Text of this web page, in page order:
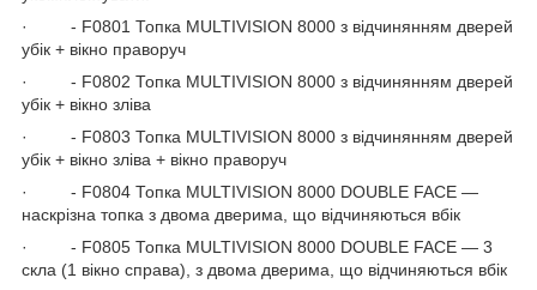
· - F0801 Топка MULTIVISION 8000 з відчинянням дверей
убік + вікно праворуч
· - F0802 Топка MULTIVISION 8000 з відчинянням дверей
убік + вікно зліва
· - F0803 Топка MULTIVISION 8000 з відчинянням дверей
убік + вікно зліва + вікно праворуч
· - F0804 Топка MULTIVISION 8000 DOUBLE FACE —
наскрізна топка з двома дверима, що відчиняються вбік
· - F0805 Топка MULTIVISION 8000 DOUBLE FACE — 3
скла (1 вікно справа), з двома дверима, що відчиняються вбік